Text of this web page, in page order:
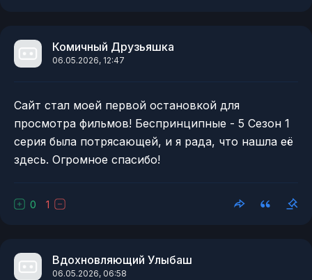
Комичный Друзьяшка
06.05.2026, 12:47
Сайт стал моей первой остановкой для
просмотра фильмов! Беспринципные - 5 Сезон 1
серия была потрясающей, и я рада, что нашла её
здесь. Огромное спасибо!
0 1
Вдохновляющий Улыбаш
06.05.2026, 06:58